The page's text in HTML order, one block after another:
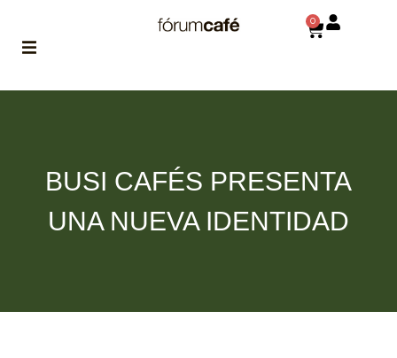
BLOG
de fórum
0
BUSI CAFÉS PRESENTA
UNA NUEVA IDENTIDAD